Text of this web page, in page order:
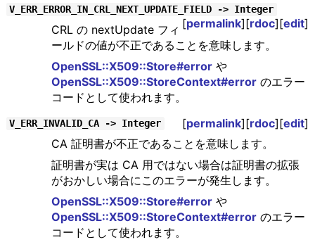
V_ERR_ERROR_IN_CRL_NEXT_UPDATE_FIELD -> Integer
[permalink][rdoc][edit]
CRL の nextUpdate フィ
ールドの値が不正であることを意味します。
OpenSSL::X509::Store#errorや
OpenSSL::X509::StoreContext#errorのエラー
コードとして使われます。
V_ERR_INVALID_CA -> Integer [permalink][rdoc][edit]
CA 証明書が不正であることを意味します。
証明書が実は CA 用ではない場合は証明書の拡張
がおかしい場合にこのエラーが発生します。
OpenSSL::X509::Store#errorや
OpenSSL::X509::StoreContext#errorのエラー
コードとして使われます。